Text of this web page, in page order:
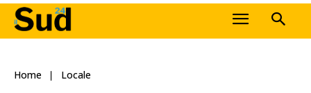
Home Locale